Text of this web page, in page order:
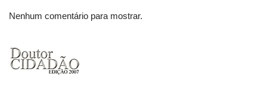
Nenhum comentário para mostrar.